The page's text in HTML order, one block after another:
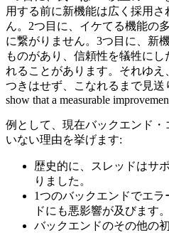
用する前に新機能は広く採用
ん。2つ目に、イケてる機能の
に繋がりません。3つ目に、新
ものがあり、信頼性を犠牲に
れることがあります。それゆ
つきはせず、こなれるまで見送
show that a measurable
例として、現在バックエンド
いない理由を挙げます:
歴史的に、スレッドはサ
りました。
1つのバックエンドでエ
ドにも悪影響が及びます。
バックエンドのその他の